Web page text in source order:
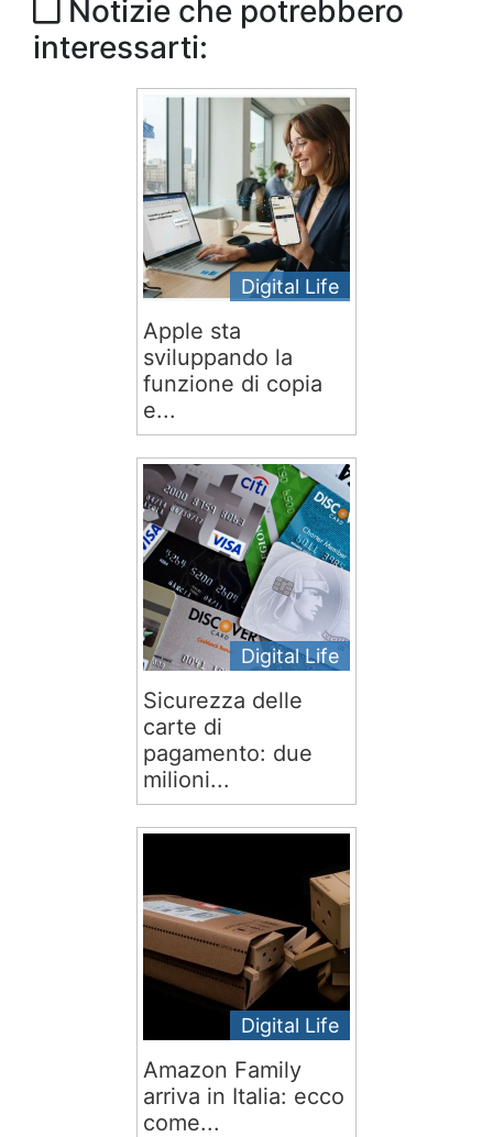
Notizie che potrebbero
interessarti:
Digital Life
Apple sta
sviluppando la
funzione di copia
e...
Digital Life
Sicurezza delle
carte di
pagamento: due
milioni...
Digital Life
Amazon Family
arriva in Italia: ecco
come...